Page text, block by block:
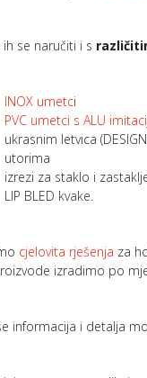
ih se naručiti i s
INOX umetci
PVC umetci s ALU
ukrasnim letvica
utorima
izrezi za staklo i
LIP BLED kvake.
cjelovita rješenja za
izradimo po
informacija i detalja